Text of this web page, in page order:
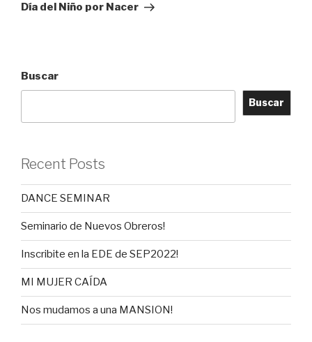
Día del Niño por Nacer
Buscar
Buscar
Recent Posts
DANCE SEMINAR
Seminario de Nuevos Obreros!
Inscribite en la EDE de SEP2022!
MI MUJER CAÍDA
Nos mudamos a una MANSION!